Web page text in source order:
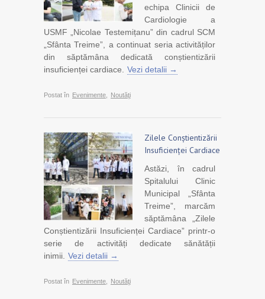
echipa Clinicii de
Cardiologie a
USMF „Nicolae Testemițanu” din cadrul SCM
„Sfânta Treime”, a continuat seria activităților
din săptămâna dedicată conștientizării
insuficienței cardiace.
Vezi detalii →
Postat în Evenimente Noutăţi
Zilele Conștientizării
Insuficienței Cardiace
Astăzi, în cadrul
Spitalului Clinic
Municipal „Sfânta
Treime”, marcăm
săptămâna „Zilele
Conștientizării Insuficienței Cardiace” printr-o
serie de activități dedicate sănătății
inimii. Vezi detalii →
Postat în Evenimente Noutăţi